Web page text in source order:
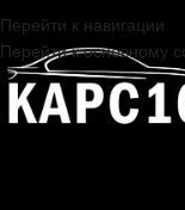
Перейти к навигации
Перейти к основному